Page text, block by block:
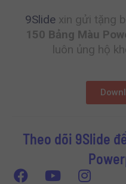
9Slide xin gửi tặng
150 Bảng Màu
luôn ủng hộ
Theo dõi 9Slide